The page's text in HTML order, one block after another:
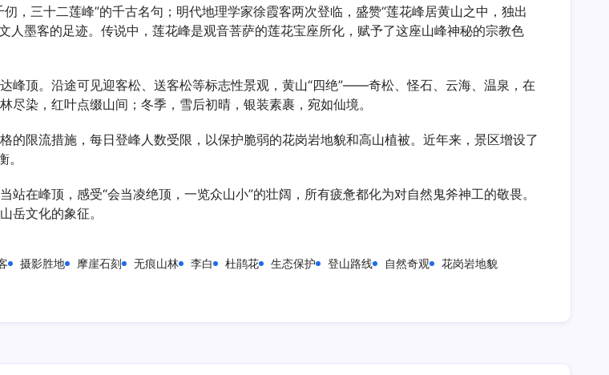
，三十二莲峰”的千古名句；明代地理学家徐霞客两次登临，盛赞“莲花峰居黄山之中，独出
人墨客的足迹。传说中，莲花峰是观音菩萨的莲花宝座所化，赋予了这座山峰神秘的宗教色
峰顶。沿途可见迎客松、送客松等标志性景观，黄山“四绝”——奇松、怪石、云海、温泉，在
染，红叶点缀山间；冬季，雪后初晴，银装素裹，宛如仙境。
限流措施，每日登峰人数受限，以保护脆弱的花岗岩地貌和高山植被。近年来，景区增设了
在峰顶，感受“会当凌绝顶，一览众山小”的壮阔，所有疲惫都化为对自然鬼斧神工的敬畏。
岳文化的象征。
摄影胜地 摩崖石刻 无痕山林 李白 杜鹃花 生态保护 登山路线 自然奇观
花岗岩地貌